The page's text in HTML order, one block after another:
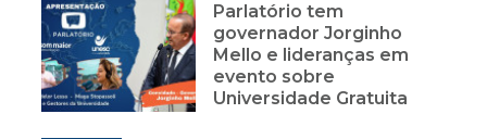
Parlatório tem
governador Jorginho
Mello e lideranças em
evento sobre
Universidade Gratuita